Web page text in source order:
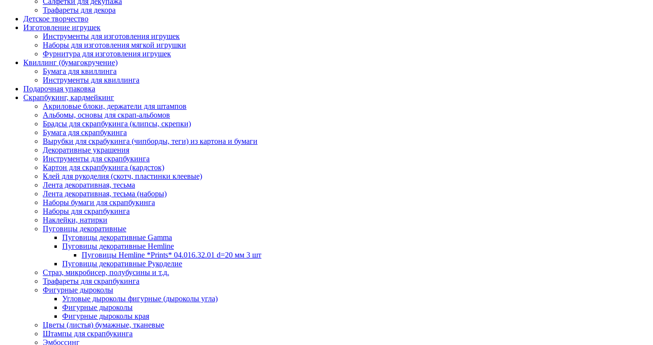
Трафареты для декора
Детское творчество
Изготовление игрушек
Инструменты для изготовления игрушек
Наборы для изготовления мягкой игрушки
Фурнитура для изготовления игрушек
Квиллинг (бумагокручение)
Бумага для квиллинга
Инструменты для квиллинга
Подарочная упаковка
Скрапбукинг, кардмейкинг
Акриловые блоки, держатели для штампов
Альбомы, основы для скрап-альбомов
Брадсы для скрапбукинга (клипсы, скрепки)
Бумага для скрапбукинга
Вырубки для скрабукинга (чипборды, теги) из картона и бумаги
Декоративные украшения
Инструменты для скрапбукинга
Картон для скрапбукинга (кардсток)
Клей для рукоделия (скотч, пластинки клеевые)
Лента декоративная, тесьма
Лента декоративная, тесьма (наборы)
Наборы бумаги для скрапбукинга
Наборы для скрапбукинга
Наклейки, натирки
Пуговицы декоративные
Пуговицы декоративные Gamma
Пуговицы декоративные Hemline
Пуговицы Hemline *Prints* 04.016.32.01 d=20 мм 3 шт
Пуговицы декоративные Рукоделие
Страз, микробисер, полубусины и т.д.
Трафареты для скрапбукинга
Фигурные дыроколы
Угловые дыроколы фигурные (дыроколы угла)
Фигурные дыроколы
Фигурные дыроколы края
Цветы (листья) бумажные, тканевые
Штампы для скрапбукинга
Эмбоссинг